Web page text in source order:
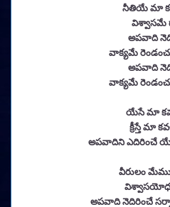
నీతియే మా
విశ్వాసమే
అపవాది
వాక్యమే
అపవాది
వాక్యమే
యేసే మా
క్రీస్తే మా
అపవాదిని ఎదిరించే
వీరులం
అపవాది నెదిరించే